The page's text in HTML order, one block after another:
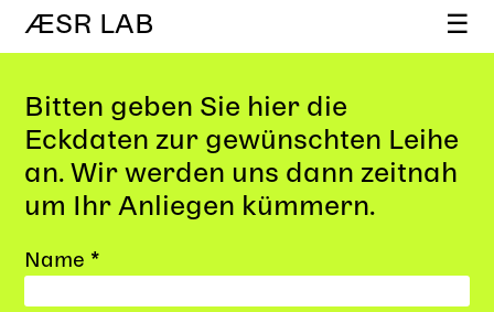
ÆSR LAB ☰
Bitten geben Sie hier die
Eckdaten zur gewünschten Leihe
an. Wir werden uns dann zeitnah
um Ihr Anliegen kümmern.
Name *